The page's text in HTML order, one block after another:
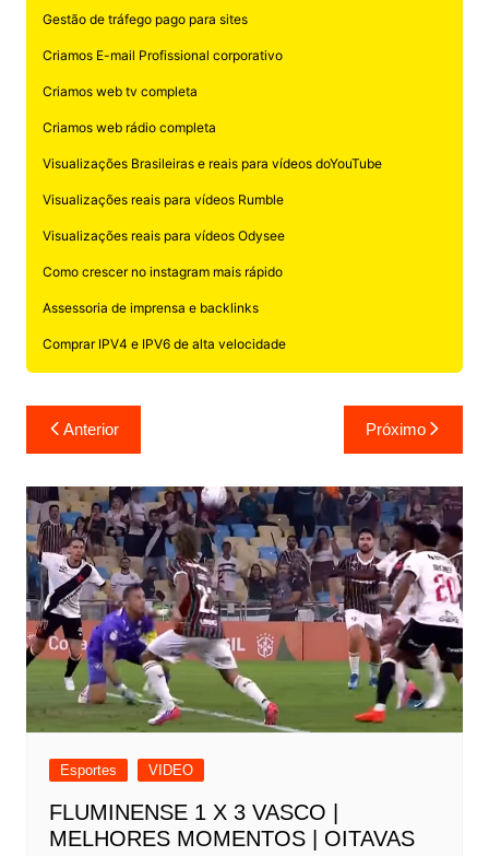
Gestão de tráfego pago para sites
Criamos E-mail Profissional corporativo
Criamos web tv completa
Criamos web rádio completa
Visualizações Brasileiras e reais para vídeos doYouTube
Visualizações reais para vídeos Rumble
Visualizações reais para vídeos Odysee
Como crescer no instagram mais rápido
Assessoria de imprensa e backlinks
Comprar IPV4 e IPV6 de alta velocidade
Navegação
de
Post
Anterior Próximo
Esportes VIDEO
FLUMINENSE 1 X 3 VASCO |
MELHORES MOMENTOS | OITAVAS